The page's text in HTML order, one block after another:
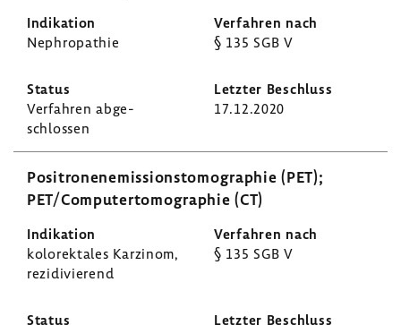
Neph­ro­pa­thie § 135 SGB V
Verfahren abge­
schlossen
17.12.2020
Posi­tro­nen­emis­si­ons­to­mo­gra­phie (PET);
PET/Compu­ter­to­mo­gra­phie (CT)
kolo­rek­tales Karzinom,
rezi­di­vie­rend
§ 135 SGB V